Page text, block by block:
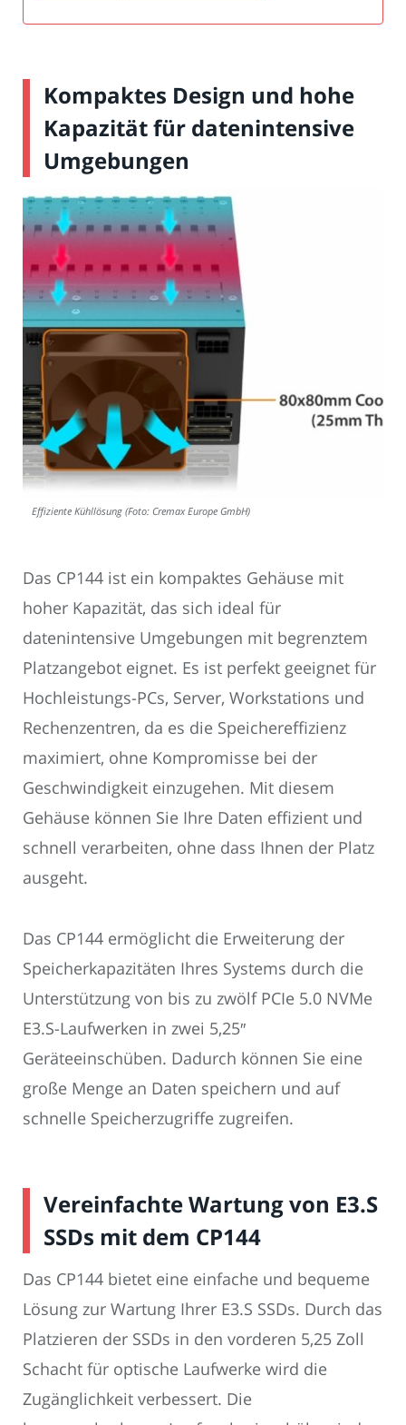
Kompaktes Design und hohe
Kapazität für datenintensive
Umgebungen
Effiziente Kühllösung (Foto: Cremax Europe GmbH)
Das CP144 ist ein kompaktes Gehäuse mit
hoher Kapazität, das sich ideal für
datenintensive Umgebungen mit begrenztem
Platzangebot eignet. Es ist perfekt geeignet für
Hochleistungs-PCs, Server, Workstations und
Rechenzentren, da es die Speichereffizienz
maximiert, ohne Kompromisse bei der
Geschwindigkeit einzugehen. Mit diesem
Gehäuse können Sie Ihre Daten effizient und
schnell verarbeiten, ohne dass Ihnen der Platz
ausgeht.
Das CP144 ermöglicht die Erweiterung der
Speicherkapazitäten Ihres Systems durch die
Unterstützung von bis zu zwölf PCIe 5.0 NVMe
E3.S-Laufwerken in zwei 5,25″
Geräteeinschüben. Dadurch können Sie eine
große Menge an Daten speichern und auf
schnelle Speicherzugriffe zugreifen.
Vereinfachte Wartung von E3.S
SSDs mit dem CP144
Das CP144 bietet eine einfache und bequeme
Lösung zur Wartung Ihrer E3.S SSDs. Durch das
Platzieren der SSDs in den vorderen 5,25 Zoll
Schacht für optische Laufwerke wird die
Zugänglichkeit verbessert. Die